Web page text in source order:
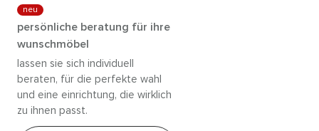
neu
persönliche beratung für ihre
wunschmöbel
lassen sie sich individuell
beraten, für die perfekte wahl
und eine einrichtung, die wirklich
zu ihnen passt.